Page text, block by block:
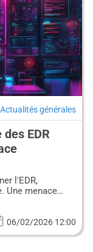
Actualités générales
EDR
l'EDR,
Une menace
06/02/2026 12:00